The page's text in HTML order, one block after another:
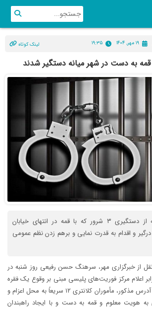
۱۹ مهر, ۱۴۰۴ ۱۹:۳۵ لینک کوتاه
به دست در شهر میانه دستگیر شدند
فرمانده انتظامی میانه از دستگیری ۳ شرور که با قمه در انتهای خیابان
و اقدام به قدرت نمایی و برهم زدن نظم عمومی
نقل از خبرگزاری مهر، سرهنگ حسن رفیعی روز شنبه در
اعلام مرکز فوریت‌های پلیسی مبنی بر وقوع یک فقره
راهبندان و قمه کشی در آدرس مذکور، مأموران کلانتری ۱۲ سریعاً به محل اعزام و
به هویت معلوم و قمه به دست و با ایجاد راهبندان